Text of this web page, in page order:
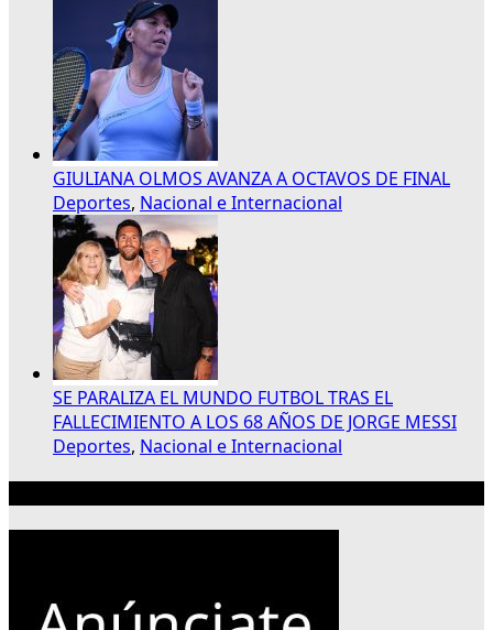
GIULIANA OLMOS AVANZA A OCTAVOS DE FINAL
Deportes, Nacional e Internacional
SE PARALIZA EL MUNDO FUTBOL TRAS EL
FALLECIMIENTO A LOS 68 AÑOS DE JORGE MESSI
Deportes, Nacional e Internacional